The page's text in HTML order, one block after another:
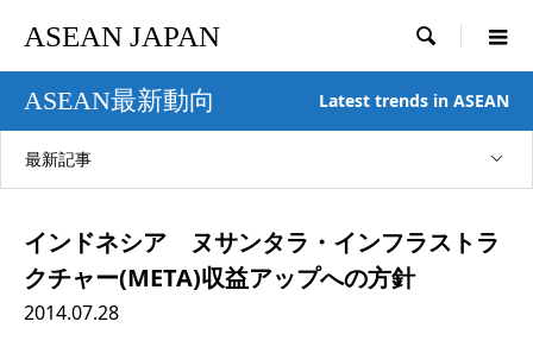
ASEAN JAPAN 
ASEAN最新動向 Latest trends in ASEAN
最新記事
インドネシア ヌサンタラ・インフラストラ
クチャー(META)収益アップへの方針
2014.07.28